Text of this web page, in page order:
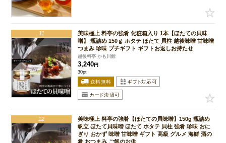
11
美味極上 料亭の強肴 化粧箱入り 1本【ほたての貝味
噌】 瓶詰め 150ｇ ホタテ ほたて 貝柱 越後味噌 甘味噌
つまみ 珍味 プチギフト ギフトお返しお持たせ
越後料亭 かも川館
3,240 円
30pt
12
美味極上 料亭の強肴【ほたての貝味噌】150g 瓶詰め
帆立 ほたて貝味噌 ほたて ホタテ 貝柱 強肴 珍味 おに
ぎり おかず 味噌 甘味噌 ギフト 高級 グルメ 海鮮 酒の
肴 おつまみ ご飯のお供